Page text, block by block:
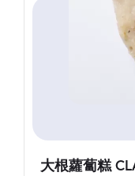
大根蘿蔔糕